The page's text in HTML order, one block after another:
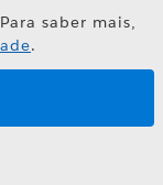
saber mais,
.